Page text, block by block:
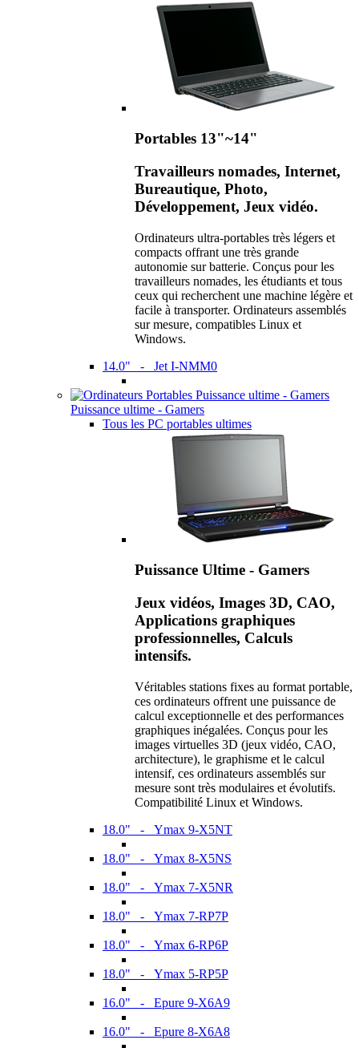
Portables 13"~14"
Travailleurs nomades, Internet,
Bureautique, Photo,
Développement, Jeux vidéo.
Ordinateurs ultra-portables très légers et
compacts offrant une très grande
autonomie sur batterie. Conçus pour les
travailleurs nomades, les étudiants et tous
ceux qui recherchent une machine légère et
facile à transporter. Ordinateurs assemblés
sur mesure, compatibles Linux et
Windows.
14.0" - Jet I-NMM0
Puissance ultime - Gamers
Tous les PC portables ultimes
Puissance Ultime - Gamers
Jeux vidéos, Images 3D, CAO,
Applications graphiques
professionnelles, Calculs
intensifs.
Véritables stations fixes au format portable,
ces ordinateurs offrent une puissance de
calcul exceptionnelle et des performances
graphiques inégalées. Conçus pour les
images virtuelles 3D (jeux vidéo, CAO,
architecture), le graphisme et le calcul
intensif, ces ordinateurs assemblés sur
mesure sont très modulaires et évolutifs.
Compatibilité Linux et Windows.
18.0" - Ymax 9-X5NT
18.0" - Ymax 8-X5NS
18.0" - Ymax 7-X5NR
18.0" - Ymax 7-RP7P
18.0" - Ymax 6-RP6P
18.0" - Ymax 5-RP5P
16.0" - Epure 9-X6A9
16.0" - Epure 8-X6A8